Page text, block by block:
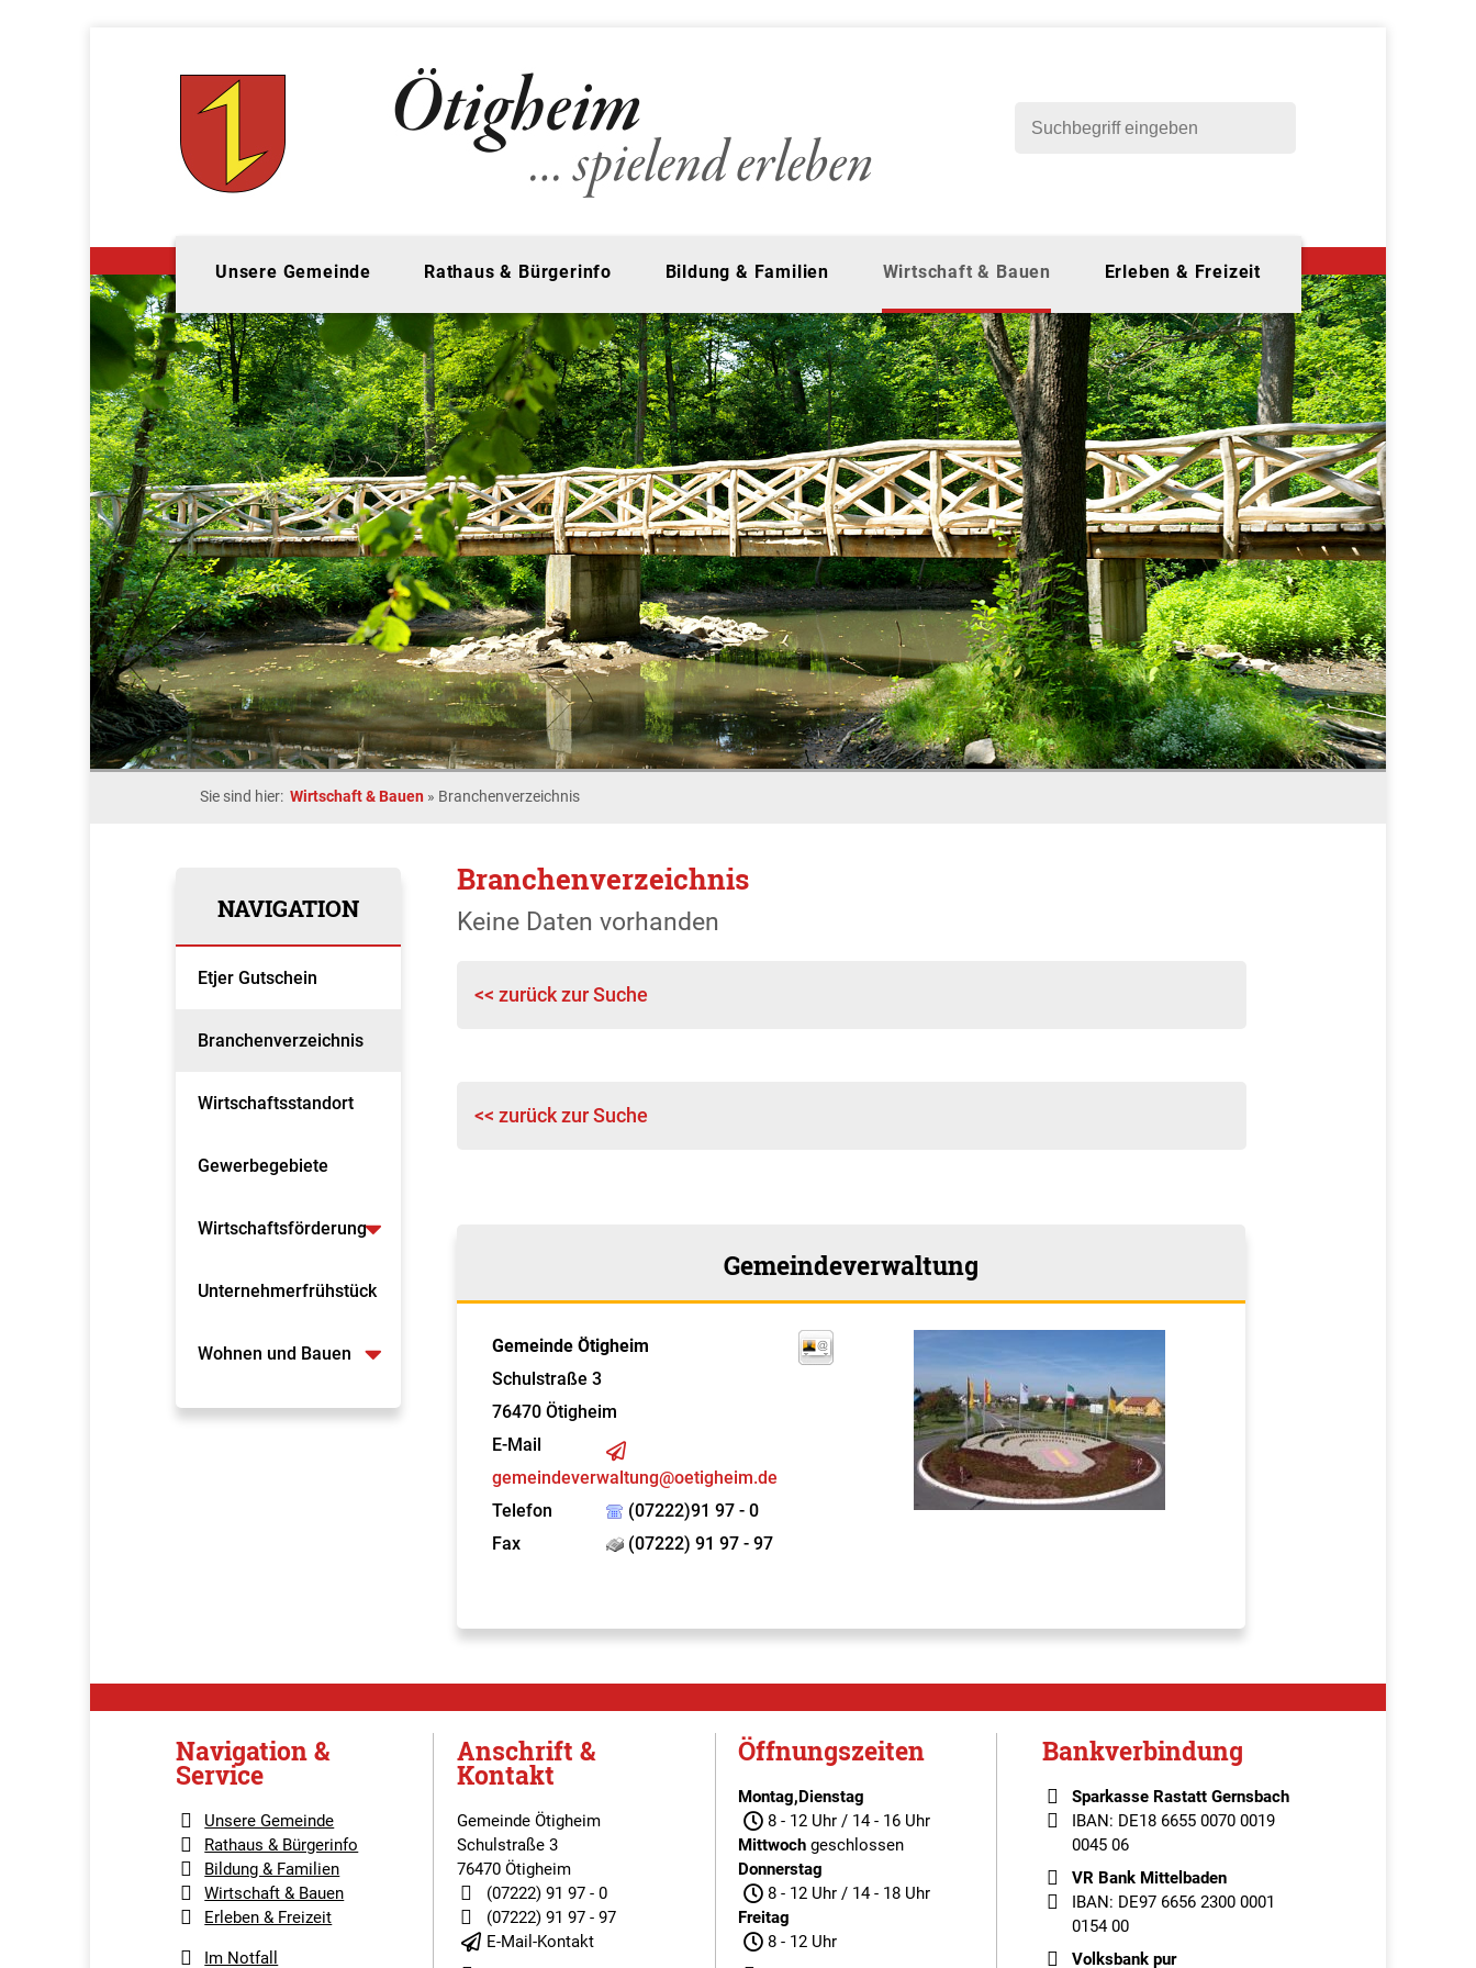
Unsere Gemeinde Rathaus & Bürgerinfo Bildung & Familien Wirtschaft & Bauen Erleben & Freizeit
Sie sind hier: Wirtschaft & Bauen » Branchenverzeichnis
NAVIGATION
Etjer Gutschein
Branchenverzeichnis
Wirtschaftsstandort
Gewerbegebiete
Wirtschaftsförderung
Unternehmerfrühstück
Wohnen und Bauen
Branchenverzeichnis
Keine Daten vorhanden
<< zurück zur Suche
<< zurück zur Suche
Gemeindeverwaltung
Gemeinde Ötigheim
Schulstraße 3
76470 Ötigheim
E-Mail
gemeindeverwaltung@oetigheim.de
Telefon
(07222)91 97 - 0
Fax
(07222) 91 97 - 97
Navigation &
Service
Unsere Gemeinde
Rathaus & Bürgerinfo
Bildung & Familien
Wirtschaft & Bauen
Erleben & Freizeit
Im Notfall
Anschrift &
Kontakt
Gemeinde Ötigheim
Schulstraße 3
76470 Ötigheim
(07222) 91 97 - 0
(07222) 91 97 - 97
E-Mail-Kontakt
Öffnungszeiten
Montag,Dienstag
8 - 12 Uhr / 14 - 16 Uhr
Mittwoch geschlossen
Donnerstag
8 - 12 Uhr / 14 - 18 Uhr
Freitag
8 - 12 Uhr
Bankverbindung
Sparkasse Rastatt Gernsbach
IBAN: DE18 6655 0070 0019
0045 06
VR Bank Mittelbaden
IBAN: DE97 6656 2300 0001
0154 00
Volksbank pur